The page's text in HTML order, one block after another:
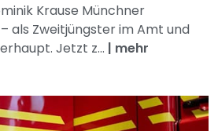
Krause Münchner
als Zweitjüngster im Amt und
Jetzt z... | mehr